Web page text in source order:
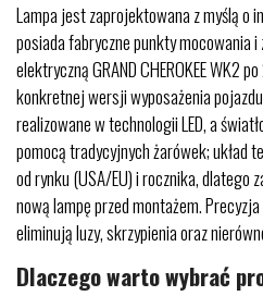
Lampa jest zaprojektowana z myślą o
posiada fabryczne punkty mocowania i
elektryczną GRAND CHEROKEE WK2
konkretnej wersji wyposażenia
realizowane w technologii LED, a
pomocą tradycyjnych żarówek; układ
od rynku (USA/EU) i rocznika, dlatego
nową lampę przed montażem.
eliminują luzy, skrzypienia oraz
Dlaczego warto wybrać